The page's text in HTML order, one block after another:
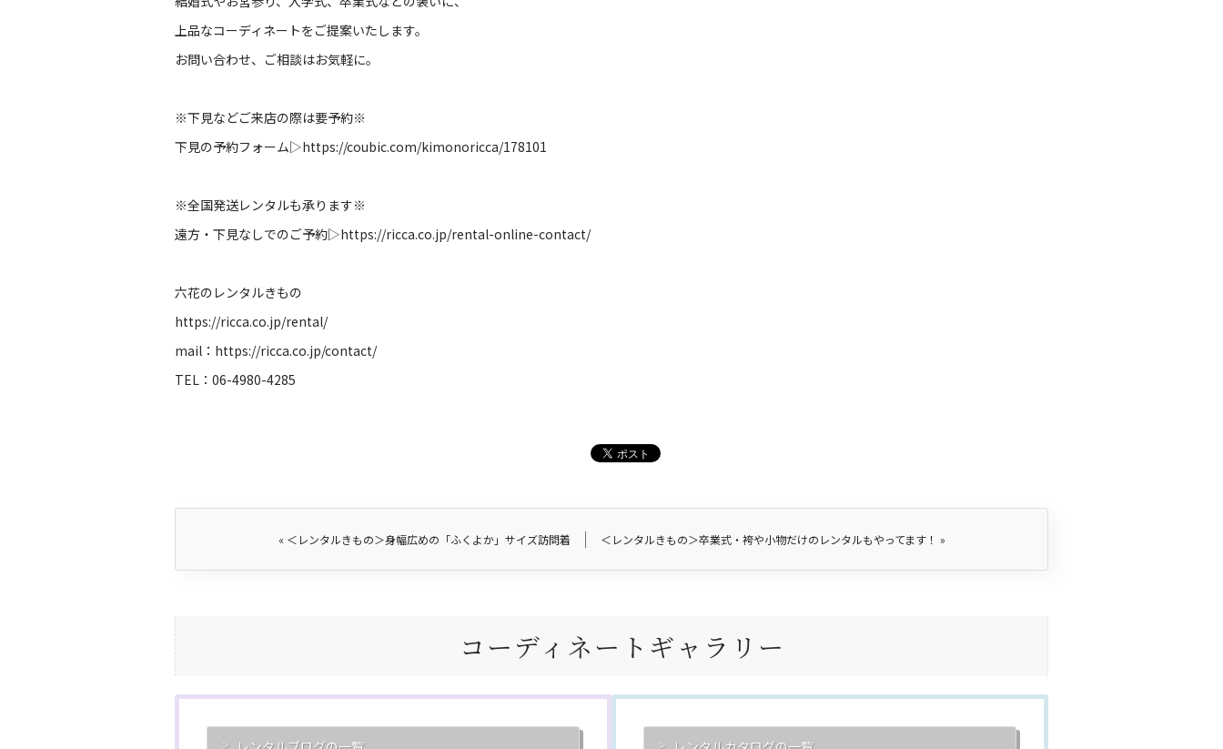
上品なコーディネートをご提案いたします。
お問い合わせ、ご相談はお気軽に。
※下見などご来店の際は要予約※
下見の予約フォーム▷https://coubic.com/kimonoricca/178101
※全国発送レンタルも承ります※
遠方・下見なしでのご予約▷https://ricca.co.jp/rental-online-contact/
六花のレンタルきもの
https://ricca.co.jp/rental/
mail： https://ricca.co.jp/contact/
TEL：06-4980-4285
« ＜レンタルきもの＞身幅広めの「ふくよか」サイズ訪問着 ＜レンタルきもの＞卒業式・袴や小物だけのレンタルもやってます！ »
コーディネートギャラリー